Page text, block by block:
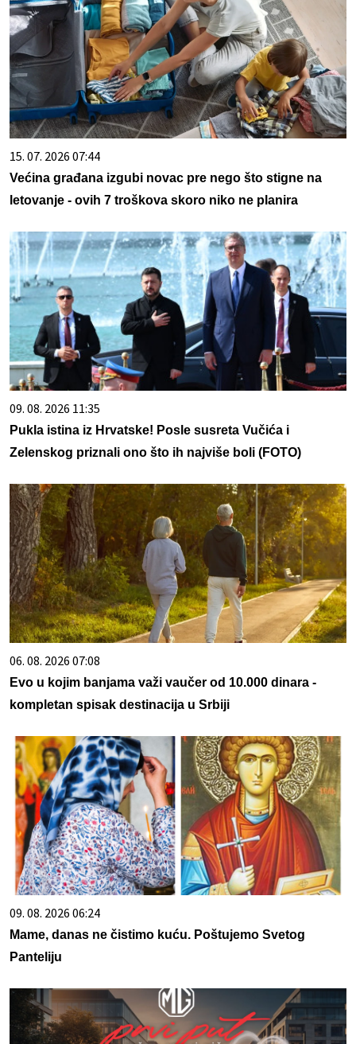
15. 07. 2026 07:44
Većina građana izgubi novac pre nego što stigne na
letovanje - ovih 7 troškova skoro niko ne planira
09. 08. 2026 11:35
Pukla istina iz Hrvatske! Posle susreta Vučića i
Zelenskog priznali ono što ih najviše boli (FOTO)
06. 08. 2026 07:08
Evo u kojim banjama važi vaučer od 10.000 dinara -
kompletan spisak destinacija u Srbiji
09. 08. 2026 06:24
Mame, danas ne čistimo kuću. Poštujemo Svetog
Panteliju